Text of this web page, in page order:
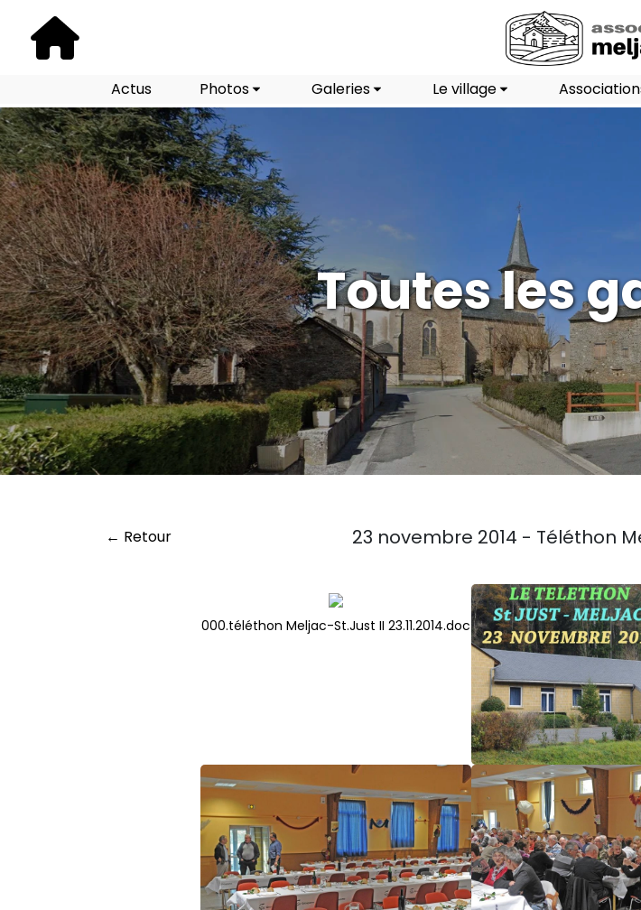
Actus Photos Galeries Le village
Toutes les
← Retour 23 novembre 2014 - Téléthon
000.téléthon Meljac-St.Just II 23.11.2014.doc